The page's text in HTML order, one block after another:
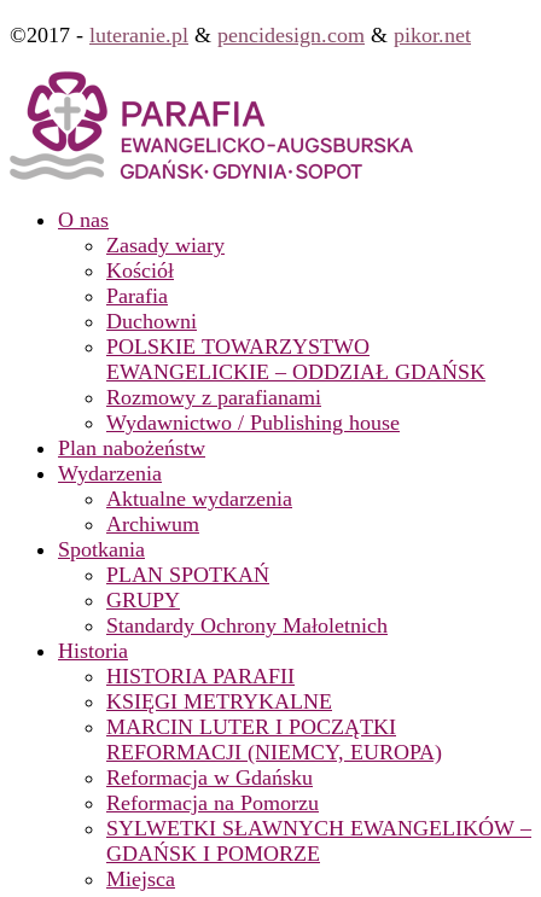
©2017 - luteranie.pl & pencidesign.com & pikor.net
O nas
Zasady wiary
Kościół
Parafia
Duchowni
POLSKIE TOWARZYSTWO
EWANGELICKIE – ODDZIAŁ GDAŃSK
Rozmowy z parafianami
Wydawnictwo / Publishing house
Plan nabożeństw
Wydarzenia
Aktualne wydarzenia
Archiwum
Spotkania
PLAN SPOTKAŃ
GRUPY
Standardy Ochrony Małoletnich
Historia
HISTORIA PARAFII
KSIĘGI METRYKALNE
MARCIN LUTER I POCZĄTKI
REFORMACJI (NIEMCY, EUROPA)
Reformacja w Gdańsku
Reformacja na Pomorzu
SYLWETKI SŁAWNYCH EWANGELIKÓW –
GDAŃSK I POMORZE
Miejsca